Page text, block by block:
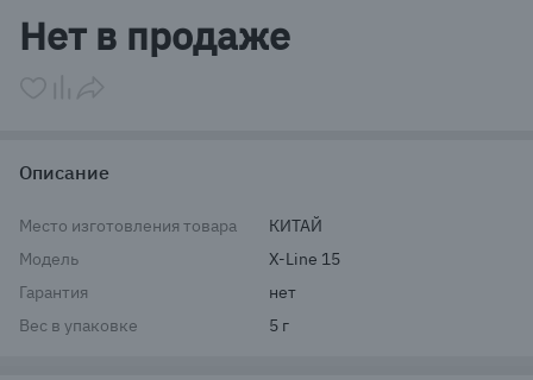
of
1
Нет в продаже
Описание
Место изготовления товара
КИТАЙ
Модель
X-Line 15
Гарантия
нет
Вес в упаковке
5 г